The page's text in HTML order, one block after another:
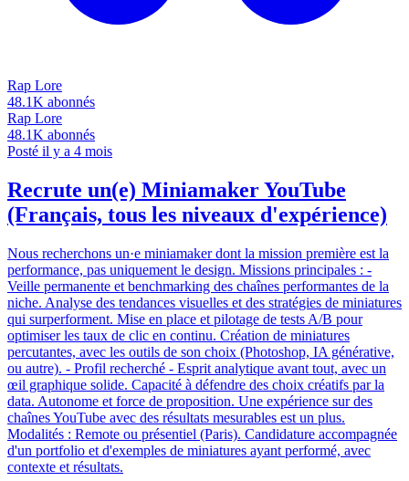
Rap Lore
48.1K abonnés
Rap Lore
48.1K abonnés
Posté il y a 4 mois
Recrute un(e) Miniamaker YouTube
(Français, tous les niveaux d'expérience)
Nous recherchons un·e miniamaker dont la mission première est la
performance, pas uniquement le design. Missions principales : -
Veille permanente et benchmarking des chaînes performantes de la
niche. Analyse des tendances visuelles et des stratégies de miniatures
qui surperforment. Mise en place et pilotage de tests A/B pour
optimiser les taux de clic en continu. Création de miniatures
percutantes, avec les outils de son choix (Photoshop, IA générative,
ou autre). - Profil recherché - Esprit analytique avant tout, avec un
œil graphique solide. Capacité à défendre des choix créatifs par la
data. Autonome et force de proposition. Une expérience sur des
chaînes YouTube avec des résultats mesurables est un plus.
Modalités : Remote ou présentiel (Paris). Candidature accompagnée
d'un portfolio et d'exemples de miniatures ayant performé, avec
contexte et résultats.